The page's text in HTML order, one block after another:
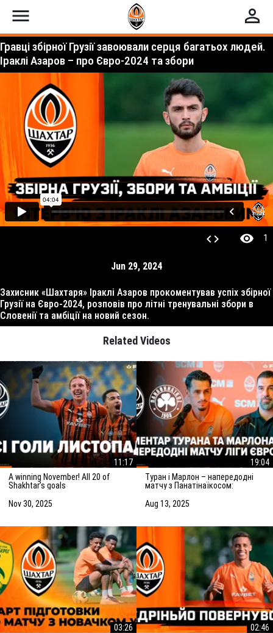
menu perm_identity
Гравці збірної Грузії завоювали серця багатьох людей.
Іраклі Азаров – про Євро-2024 та збори
code visibility 1
Jun 29, 2024
Захисник «Шахтаря» Іраклі Азаров прокоментував успіх збірної
Грузії на Євро-2024, розповів про літні тренувальні збори в
Словенії та амбіції на новий сезон.
Related Videos
11:17
A winning November! All 20 of
Shakhtar’s goals
Nov 30, 2025
19:04
Туран і Марлон – напередодні
матчу з Панатінаїкосом:
досягнення мети
Aug 13, 2025
03:26
02:46